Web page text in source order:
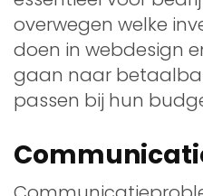
overwegen welke
doen in webdesign
gaan naar
passen bij hun